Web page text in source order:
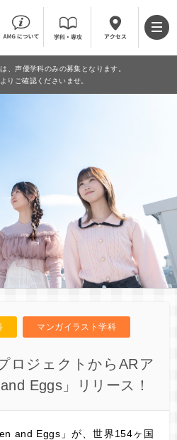
、声優学科のみの募集となります。
よりご確認くださいませ。
マンガイラスト学科
ロジェクトからARア
Eggs」リリース！
and Eggs」が、世界154ヶ国